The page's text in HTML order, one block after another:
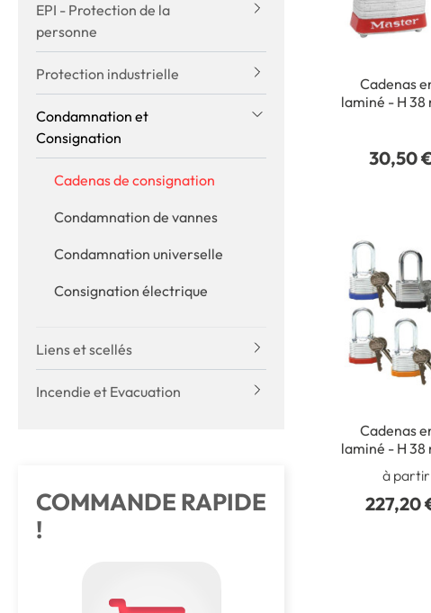
EPI - Protection de la
personne
Protection industrielle
Condamnation et
Consignation
Cadenas de consignation
Condamnation de vannes
Condamnation universelle
Consignation électrique
Liens et scellés
Incendie et Evacuation
COMMANDE RAPIDE
!
Cadenas
laminé - H 38
30,50
Cadenas
laminé - H 38
différentes -
à
227,20